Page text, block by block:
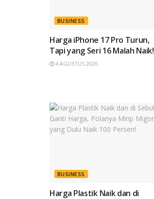
BUSINESS
Harga iPhone 17 Pro Turun,
Tapi yang Seri 16 Malah Naik!
4 AGUSTUS 2026
BUSINESS
Harga Plastik Naik dan di